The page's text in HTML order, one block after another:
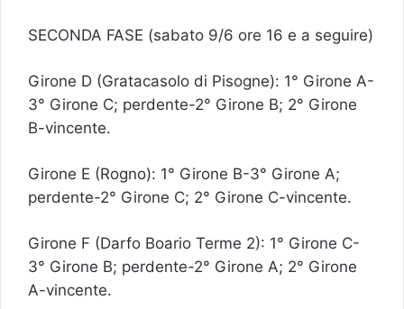
SECONDA FASE (sabato 9/6 ore 16 e a seguire)
Girone D (Gratacasolo di Pisogne): 1° Girone A-
3° Girone C; perdente-2° Girone B; 2° Girone
B-vincente.
Girone E (Rogno): 1° Girone B-3° Girone A;
perdente-2° Girone C; 2° Girone C-vincente.
Girone F (Darfo Boario Terme 2): 1° Girone C-
3° Girone B; perdente-2° Girone A; 2° Girone
A-vincente.